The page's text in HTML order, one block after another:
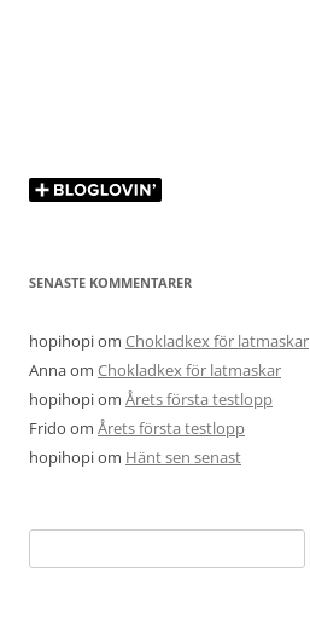
SENASTE KOMMENTARER
hopihopiom Chokladkex för latmaskar
Annaom Chokladkex för latmaskar
hopihopiom Årets första testlopp
Frido om Årets första testlopp
hopihopiom Hänt sen senast
efter: